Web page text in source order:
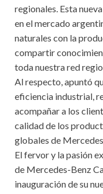
regionales. Esta
en el mercado
naturales con la
compartir
toda nuestra red
Al respecto, apuntó
eficiencia industrial,
acompañar a los
calidad de los
globales de
El fervor y la pasión
de Mercedes-Benz
inauguración de su